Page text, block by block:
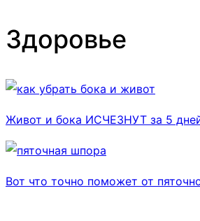
Здоровье
Живот и бока ИСЧЕЗНУТ за 5
Вот что точно поможет от